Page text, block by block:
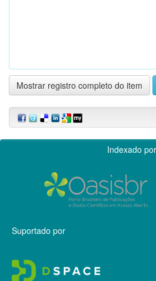
Mostrar registro completo do item
Indexado por
Suportado por